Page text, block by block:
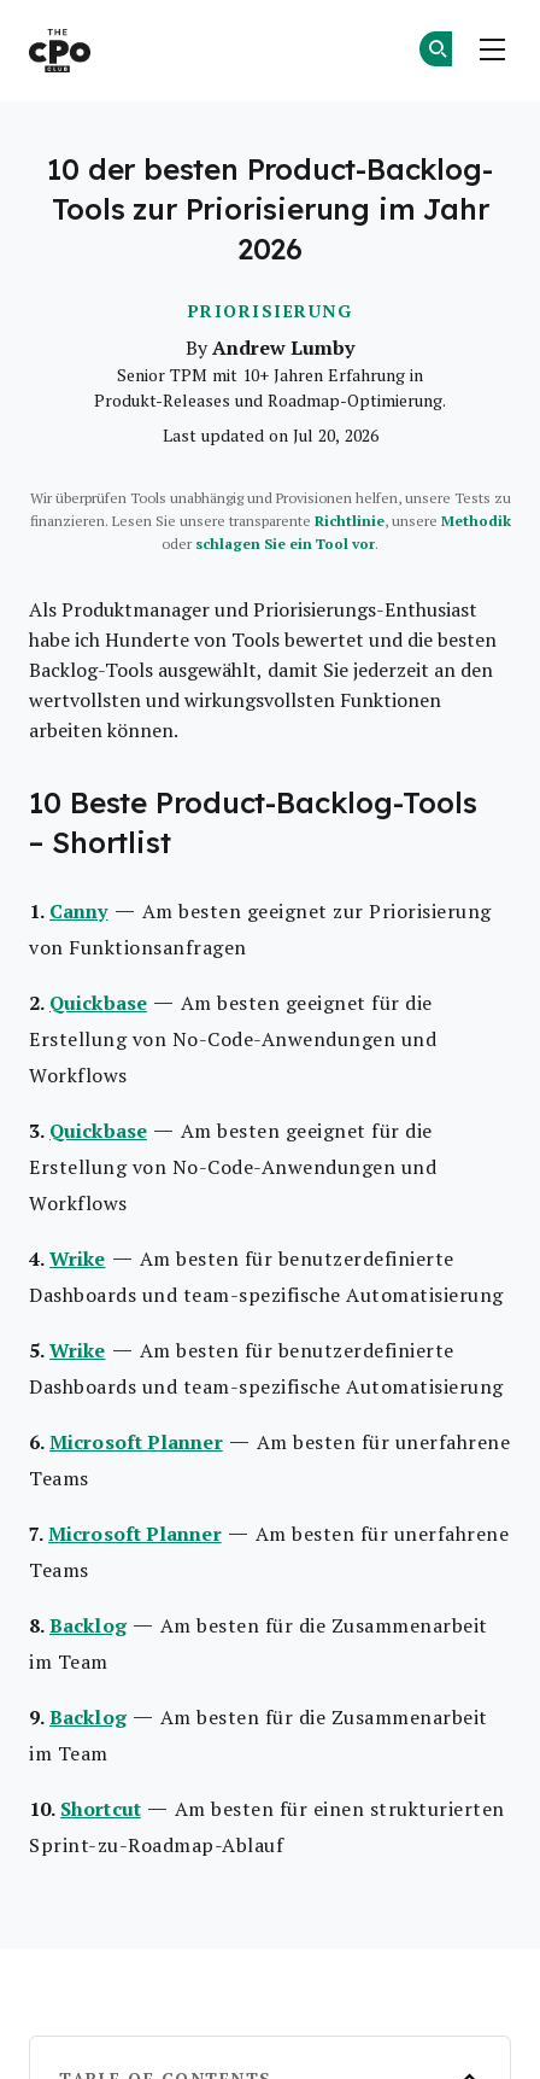
PRIORISIERUNG
10 der besten Product-Backlog-
Tools zur Priorisierung im Jahr
2026
ByAndrew Lumby
Senior TPM mit 10+ Jahren Erfahrung in
Produkt-Releases und Roadmap-Optimierung.
Last updated on Jul 20, 2026
Wir überprüfen Tools unabhängig und Provisionen helfen, unsere Tests zu
finanzieren. Lesen Sie unsere transparente Richtlinie, unsere Methodik
oderschlagen Sie ein Tool vor.
Als Produktmanager und Priorisierungs-Enthusiast
habe ich Hunderte von Tools bewertet und die besten
Backlog-Tools ausgewählt, damit Sie jederzeit an den
wertvollsten und wirkungsvollsten Funktionen
arbeiten können.
10 Beste Product-Backlog-Tools
– Shortlist
1. Canny — Am besten geeignet zur Priorisierung
von Funktionsanfragen
2. Quickbase — Am besten geeignet für die
Erstellung von No-Code-Anwendungen und
Workflows
3. Quickbase — Am besten geeignet für die
Erstellung von No-Code-Anwendungen und
Workflows
4.Wrike — Am besten für benutzerdefinierte
Dashboards und team-spezifische Automatisierung
5.Wrike — Am besten für benutzerdefinierte
Dashboards und team-spezifische Automatisierung
6.Microsoft Planner — Am besten für unerfahrene
Teams
7.Microsoft Planner — Am besten für unerfahrene
Teams
8.Backlog — Am besten für die Zusammenarbeit
im Team
9.Backlog — Am besten für die Zusammenarbeit
im Team
10. Shortcut — Am besten für einen strukturierten
Sprint-zu-Roadmap-Ablauf